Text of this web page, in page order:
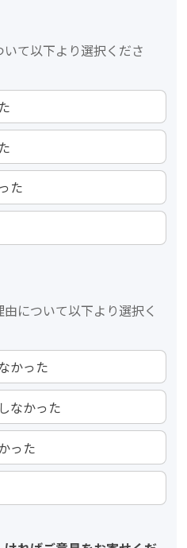
て以下より選択くださ
た
について以下より選択く
かった
なかった
った